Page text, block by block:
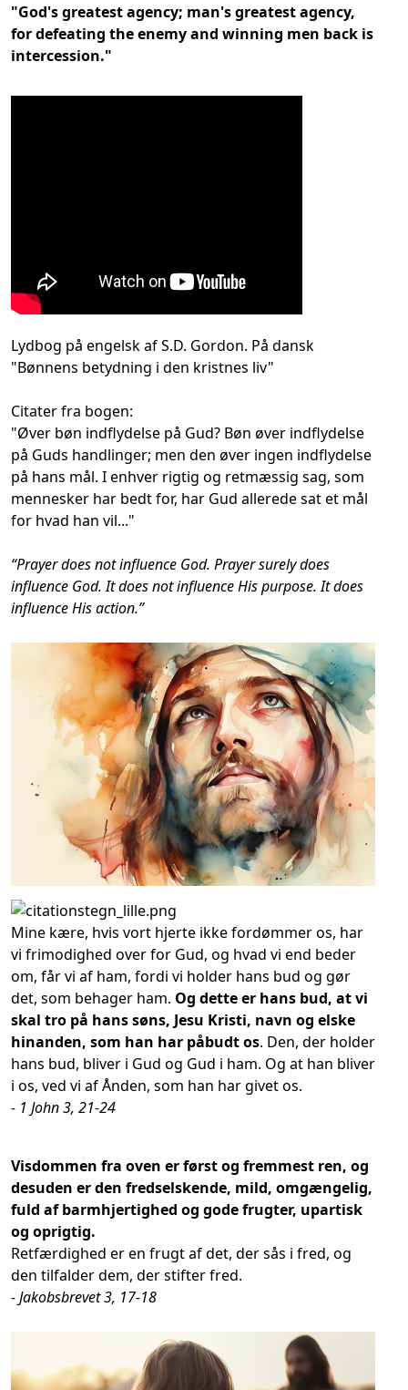
"God's greatest agency; man's greatest agency,
for defeating the enemy and winning men back is
intercession."
Lydbog på engelsk af S.D. Gordon. På dansk
"Bønnens betydning i den kristnes liv"
Citater fra bogen:
"Øver bøn indflydelse på Gud? Bøn øver indflydelse
på Guds handlinger; men den øver ingen indflydelse
på hans mål. I enhver rigtig og retmæssig sag, som
mennesker har bedt for, har Gud allerede sat et mål
for hvad han vil..."
“Prayer does not influence God. Prayer surely does
influence God. It does not influence His purpose. It does
influence His action.”
Mine kære, hvis vort hjerte ikke fordømmer os, har
vi frimodighed over for Gud, og hvad vi end beder
om, får vi af ham, fordi vi holder hans bud og gør
det, som behager ham. Og dette er hans bud, at vi
skal tro på hans søns, Jesu Kristi, navn og elske
hinanden, som han har påbudt os. Den, der holder
hans bud, bliver i Gud og Gud i ham. Og at han bliver
i os, ved vi af Ånden, som han har givet os.
- 1 John 3, 21-24
Visdommen fra oven er først og fremmest ren, og
desuden er den fredselskende, mild, omgængelig,
fuld af barmhjertighed og gode frugter, upartisk
og oprigtig.
Retfærdighed er en frugt af det, der sås i fred, og
den tilfalder dem, der stifter fred.
- Jakobsbrevet 3, 17-18